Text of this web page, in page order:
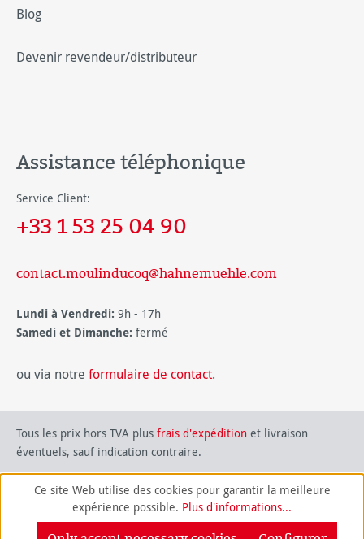
Blog
Devenir revendeur/distributeur
Assistance téléphonique
Service Client:
+33 1 53 25 04 90
contact.moulinducoq@hahnemuehle.com
Lundi à Vendredi: 9h - 17h
Samedi et Dimanche: fermé
ou via notre formulaire de contact.
Tous les prix hors TVA plus frais d'expédition et livraison
éventuels, sauf indication contraire.
Ce site Web utilise des cookies pour garantir la meilleure
expérience possible. Plus d'informations...